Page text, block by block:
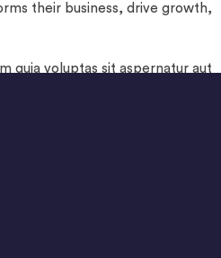
their business, drive growth,
quia voluptas sit aspernatur aut